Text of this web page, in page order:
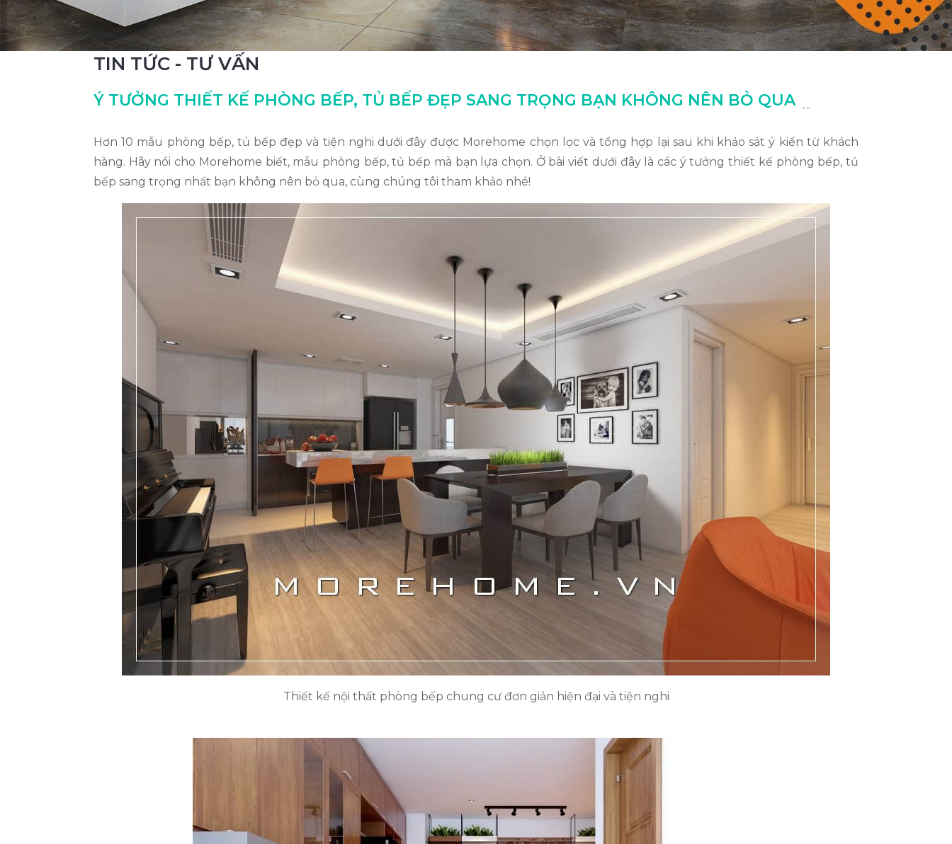
TIN TỨC - TƯ VẤN
Ý TƯỞNG THIẾT KẾ PHÒNG BẾP, TỦ BẾP ĐẸP SANG TRỌNG BẠN KHÔNG NÊN BỎ QUA --
Hơn 10 mẫu phòng bếp, tủ bếp đẹp và tiện nghi dưới đây được Morehome chọn lọc và tổng hợp lại sau khi khảo sát ý kiến từ khách
hàng. Hãy nói cho Morehome biết, mẫu phòng bếp, tủ bếp mà bạn lựa chọn. Ở bài viết dưới đây là các ý tưởng thiết kế phòng bếp, tủ
bếp sang trọng nhất bạn không nên bỏ qua, cùng chúng tôi tham khảo nhé!
Thiết kế nội thất phòng bếp chung cư đơn giản hiện đại và tiện nghi